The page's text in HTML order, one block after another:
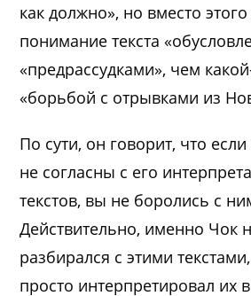
как должно», но вместо
понимание текста
«предрассудками», чем
«борьбой с отрывками из
По сути, он говорит, что
не согласны с его
текстов, вы не боролись с
Действительно, именно Чок
разбирался с этими
просто интерпретировал их